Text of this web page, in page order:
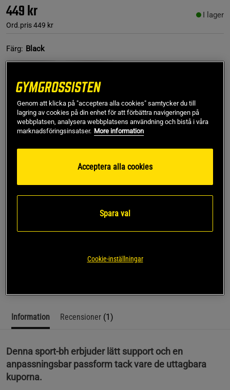
449 kr
Ord.pris449 kr
I lager
Färg: Black
SKU #13780-001R | EAN7340145484772
Smooth Seamless Sports Bra.
Information Recensioner (1)
Denna sport-bh erbjuder lätt support och en
anpassningsbar passform tack vare de uttagbara
kuporna.
Genom att klicka på "acceptera alla cookies" samtycker du till
lagring av cookies på din enhet för att förbättra navigeringen på
webbplatsen, analysera webbplatsens användning och bistå i våra
marknadsföringsinsatser. More information
Acceptera alla cookies
Spara val
Cookie-inställningar